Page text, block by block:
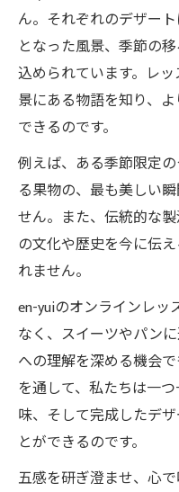
ん。それぞれのデザー
となった風景、季節の
込められています。レ
景にある物語を知り、
できるのです。
例えば、ある季節限定
る果物の、最も美しい
せん。また、伝統的な
の文化や歴史を今に伝
れません。
en-yuiのオンラインレッ
なく、スイーツやパン
への理解を深める機会
を通して、私たちは一
味、そして完成したデ
とができるのです。
五感を研ぎ澄ませ、心